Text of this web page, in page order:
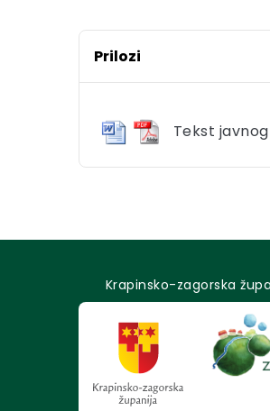
Prilozi
Tekst
Krapinsko-zagorska